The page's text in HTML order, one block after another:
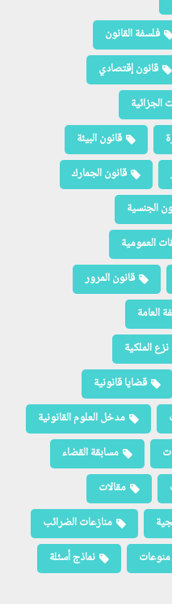
فلسفة القانون
قانون إقتصادي
الجزائية
قانون البيئة
قانون الجمارك
الجنسية
العمومية
قانون المرور
العامة
الملكية
قضايا قانونية
مدخل العلوم القانونية
مسابقة القضاء
مقالات
منازعات الضرائب
منوعات
نماذج أسئلة